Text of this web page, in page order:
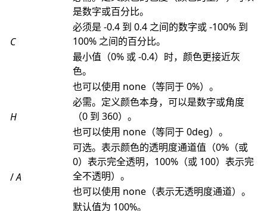
C
是数字或百分比。
必须是 -0.4 到 0.4 之间的数字或 -100% 到
100% 之间的百分比。
最小值（0% 或 -0.4）时，颜色更接近灰
色。
也可以使用 none（等同于 0%）。
H
必需。定义颜色本身，可以是数字或角度
（0 到 360）。
也可以使用 none（等同于 0deg）。
/A
可选。表示颜色的透明度通道值（0%（或
0）表示完全透明，100%（或 100）表示完
全不透明）。
也可以使用 none（表示无透明度通道）。
默认值为 100%。